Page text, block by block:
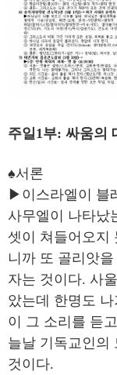
주일1부: 싸움의
♠서론
▶이스라엘이 블
사무엘이 나타났
셋이 쳐들어오지
니까 또 골리앗
자는 것이다. 사
았는데 한명도
이 그 소리를 듣
늘날 기독교인의
것이다.